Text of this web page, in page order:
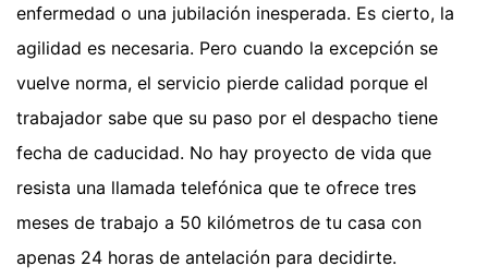
enfermedad o una jubilación inesperada. Es cierto, la
agilidad es necesaria. Pero cuando la excepción se
vuelve norma, el servicio pierde calidad porque el
trabajador sabe que su paso por el despacho tiene
fecha de caducidad. No hay proyecto de vida que
resista una llamada telefónica que te ofrece tres
meses de trabajo a 50 kilómetros de tu casa con
apenas 24 horas de antelación para decidirte.